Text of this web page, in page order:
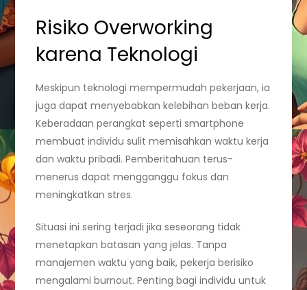
Risiko Overworking
karena Teknologi
Meskipun teknologi mempermudah pekerjaan, ia
juga dapat menyebabkan kelebihan beban kerja.
Keberadaan perangkat seperti smartphone
membuat individu sulit memisahkan waktu kerja
dan waktu pribadi. Pemberitahuan terus-
menerus dapat mengganggu fokus dan
meningkatkan stres.
Situasi ini sering terjadi jika seseorang tidak
menetapkan batasan yang jelas. Tanpa
manajemen waktu yang baik, pekerja berisiko
mengalami burnout. Penting bagi individu untuk